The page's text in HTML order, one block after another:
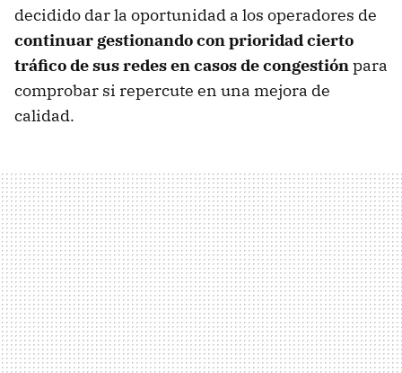
decidido dar la oportunidad a los operadores de
continuar gestionando con prioridad cierto
tráfico de sus redes en casos de congestiónpara
comprobar si repercute en una mejora de
calidad.